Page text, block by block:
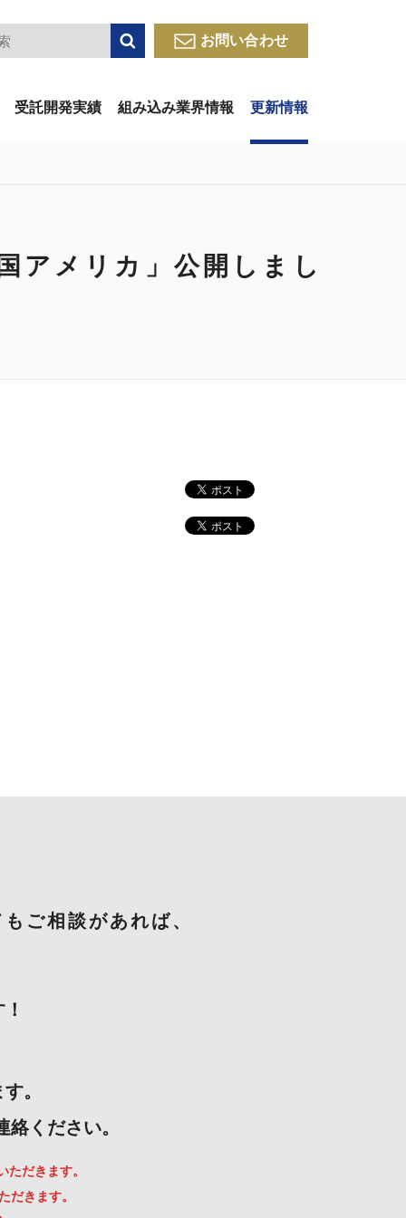
検索 お問い合わせ
受託開発実績 組み込み業界情報 更新情報
アメリカ」公開しまし
ご相談があれば、
。
ください。
だきます。
きます。